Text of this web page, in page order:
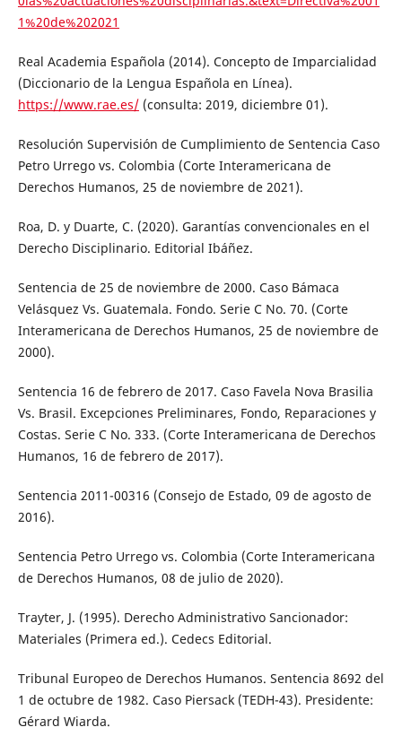
1%20de%202021
Real Academia Española (2014). Concepto de Imparcialidad
(Diccionario de la Lengua Española en Línea).
https://www.rae.es/(consulta: 2019, diciembre 01).
Resolución Supervisión de Cumplimiento de Sentencia Caso
Petro Urrego vs. Colombia (Corte Interamericana de
Derechos Humanos, 25 de noviembre de 2021).
Roa, D. y Duarte, C. (2020). Garantías convencionales en el
Derecho Disciplinario. Editorial Ibáñez.
Sentencia de 25 de noviembre de 2000. Caso Bámaca
Velásquez Vs. Guatemala. Fondo. Serie C No. 70. (Corte
Interamericana de Derechos Humanos, 25 de noviembre de
2000).
Sentencia 16 de febrero de 2017. Caso Favela Nova Brasilia
Vs. Brasil. Excepciones Preliminares, Fondo, Reparaciones y
Costas. Serie C No. 333. (Corte Interamericana de Derechos
Humanos, 16 de febrero de 2017).
Sentencia 2011-00316 (Consejo de Estado, 09 de agosto de
2016).
Sentencia Petro Urrego vs. Colombia (Corte Interamericana
de Derechos Humanos, 08 de julio de 2020).
Trayter, J. (1995). Derecho Administrativo Sancionador:
Materiales (Primera ed.). Cedecs Editorial.
Tribunal Europeo de Derechos Humanos. Sentencia 8692 del
1 de octubre de 1982. Caso Piersack (TEDH-43). Presidente:
Gérard Wiarda.